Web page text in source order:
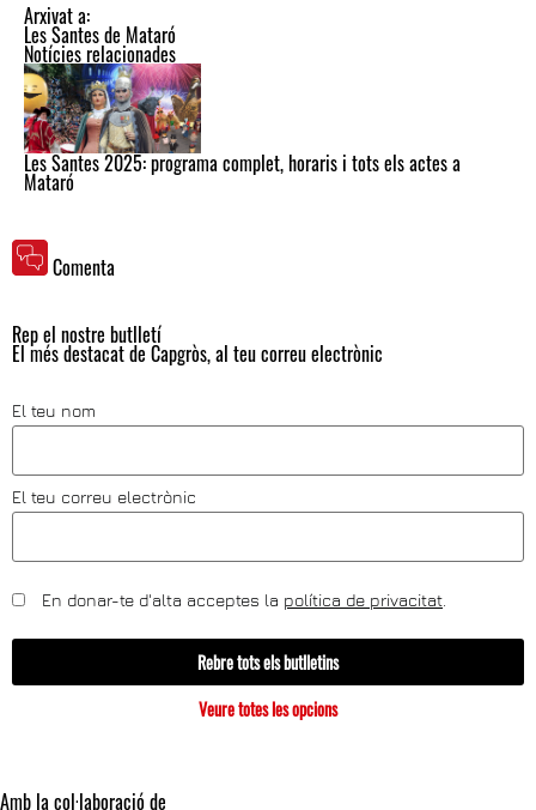
Notícies relacionades
Les Santes 2025: programa complet, horaris i tots els actes a
Mataró
Arxivat a:
Les Santes de Mataró
Comenta
Rep el nostre butlletí
El més destacat de Capgròs, al teu correu electrònic
El teu nom
El teu correu electrònic
En donar-te d'alta acceptes la política de privacitat
Rebre tots els butlletins
Veure totes les opcions
Amb la col·laboració de